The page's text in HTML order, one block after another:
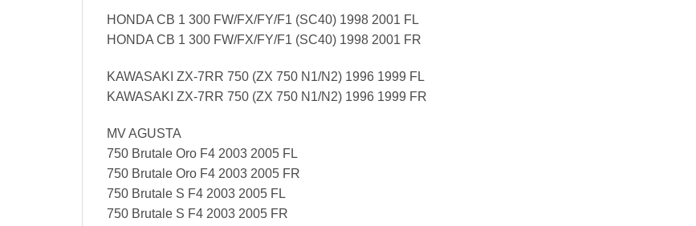
HONDA CB 1 300 FW/FX/FY/F1 (SC40) 1998 2001 FL
HONDA CB 1 300 FW/FX/FY/F1 (SC40) 1998 2001 FR
KAWASAKI ZX-7RR 750 (ZX 750 N1/N2) 1996 1999 FL
KAWASAKI ZX-7RR 750 (ZX 750 N1/N2) 1996 1999 FR
MV AGUSTA
750 Brutale Oro F4 2003 2005 FL
750 Brutale Oro F4 2003 2005 FR
750 Brutale S F4 2003 2005 FL
750 Brutale S F4 2003 2005 FR